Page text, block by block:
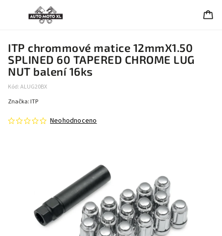
ITP chrommové matice 12mmX1.50
SPLINED 60 TAPERED CHROME LUG
NUT balení 16ks
Kód:ALUG20BX
Neohodnoceno
Značka: ITP